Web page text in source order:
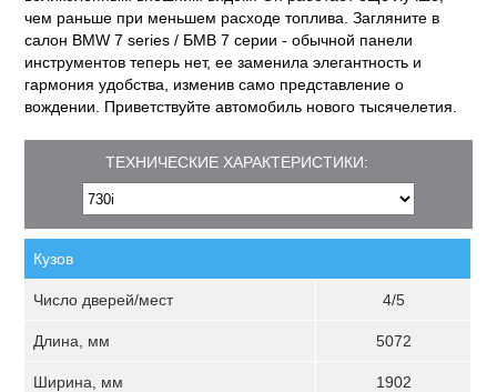
чем раньше при меньшем расходе топлива. Загляните в
салон BMW 7 series / БМВ 7 серии - обычной панели
инструментов теперь нет, ее заменила элегантность и
гармония удобства, изменив само представление о
вождении. Приветствуйте автомобиль нового тысячелетия.
ТЕХНИЧЕСКИЕ ХАРАКТЕРИСТИКИ:
Кузов
Число дверей/мест 4/5
Длина, мм 5072
Ширина, мм 1902